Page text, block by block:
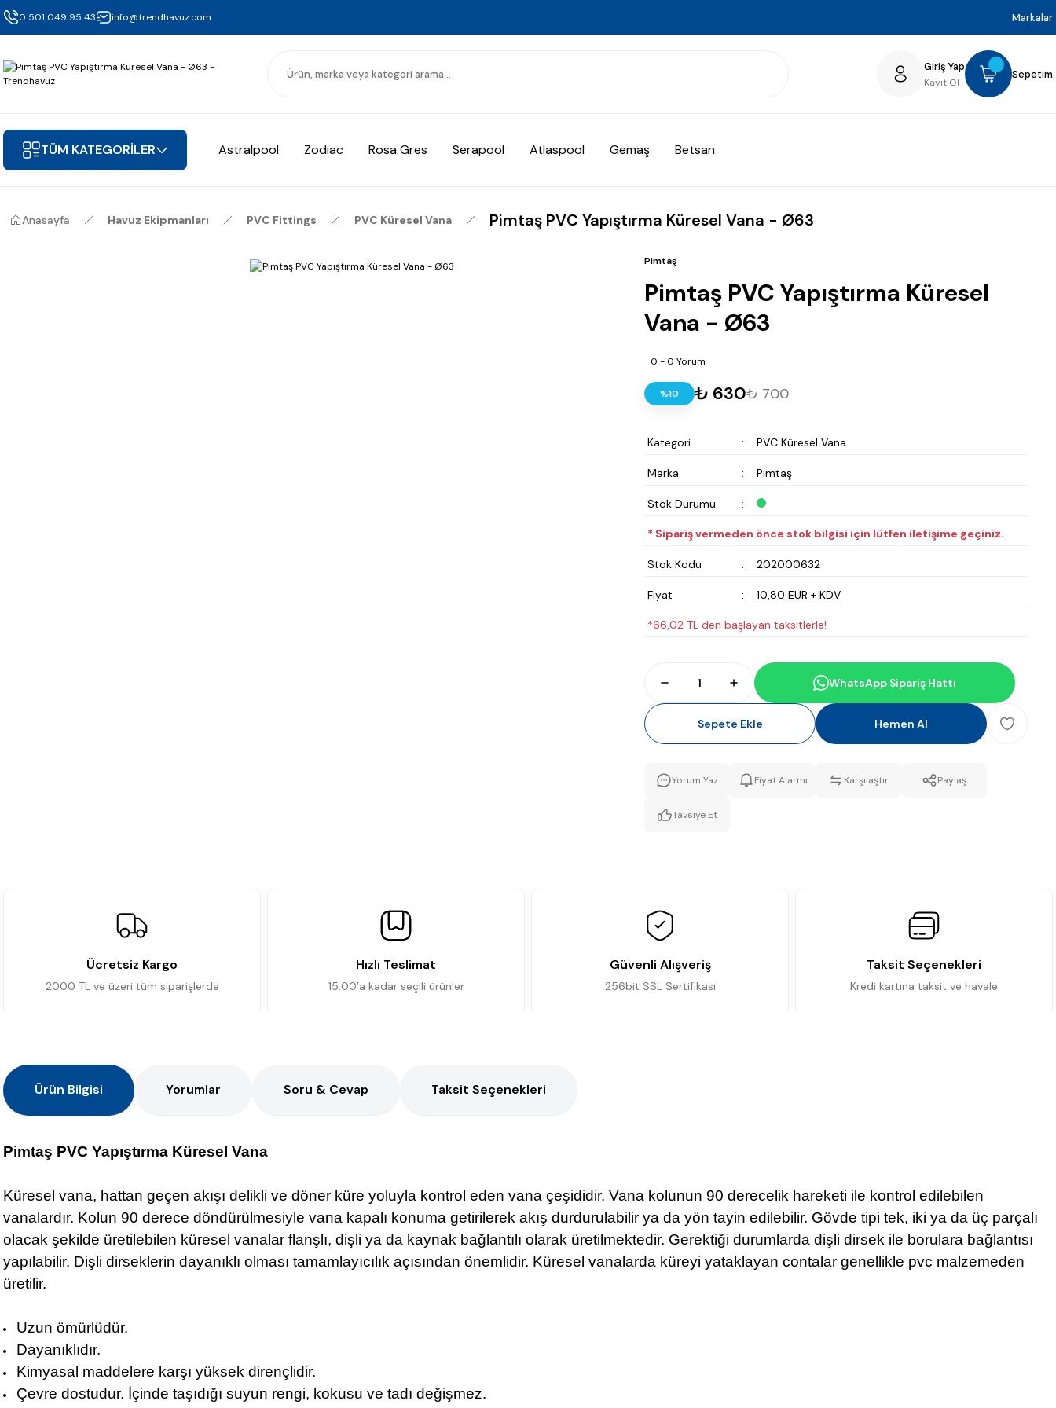
0 501 049 95 43 info@trendhavuz.com Markalar
Giriş Yap
Kayıt Ol
Sepetim
TÜM KATEGORİLER Astralpool Zodiac Rosa Gres Serapool Atlaspool Gemaş Betsan
Anasayfa Havuz Ekipmanları PVC Fittings PVC Küresel Vana Pimtaş PVC Yapıştırma Küresel Vana - Ø63
Pimtaş
Pimtaş PVC Yapıştırma Küresel
Vana - Ø63
0 - 0 Yorum
%10 ₺ 630₺ 700
Kategori PVC Küresel Vana
Marka Pimtaş
Stok Durumu
* Sipariş vermeden önce stok bilgisi için lütfen iletişime geçiniz.
Stok Kodu 202000632
Fiyat 10,80 EUR + KDV
*66,02 TL den başlayan taksitlerle!
WhatsApp Sipariş Hattı
Sepete Ekle Hemen Al
Yorum Yaz Fiyat Alarmı Karşılaştır Paylaş
Tavsiye Et
Ücretsiz Kargo
2000 TL ve üzeri tüm siparişlerde
Hızlı Teslimat
15:00’a kadar seçili ürünler
Güvenli Alışveriş
256bit SSL Sertifikası
Taksit Seçenekleri
Kredi kartına taksit ve havale
Ürün Bilgisi Yorumlar Soru & Cevap Taksit Seçenekleri
Pimtaş PVC Yapıştırma Küresel Vana
Küresel vana, hattan geçen akışı delikli ve döner küre yoluyla kontrol eden vana çeşididir. Vana kolunun 90 derecelik hareketi ile kontrol edilebilen
vanalardır. Kolun 90 derece döndürülmesiyle vana kapalı konuma getirilerek akış durdurulabilir ya da yön tayin edilebilir. Gövde tipi tek, iki ya da üç parçalı
olacak şekilde üretilebilen küresel vanalar flanşlı, dişli ya da kaynak bağlantılı olarak üretilmektedir. Gerektiği durumlarda dişli dirsek ile borulara bağlantısı
yapılabilir. Dişli dirseklerin dayanıklı olması tamamlayıcılık açısından önemlidir. Küresel vanalarda küreyi yataklayan contalar genellikle pvc malzemeden
üretilir.
Uzun ömürlüdür.
Dayanıklıdır.
Kimyasal maddelere karşı yüksek dirençlidir.
Çevre dostudur. İçinde taşıdığı suyun rengi, kokusu ve tadı değişmez.